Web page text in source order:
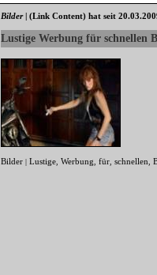
Bilder|(Link Content) hat seit
Lustige Werbung für schnellen
Bilder |Lustige ,Werbung ,für ,schnellen ,